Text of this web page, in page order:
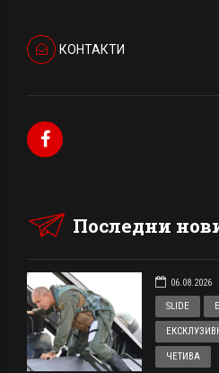
КОНТАКТИ
Последни
06.08.2026
SLIDE
ЧЕТИВА